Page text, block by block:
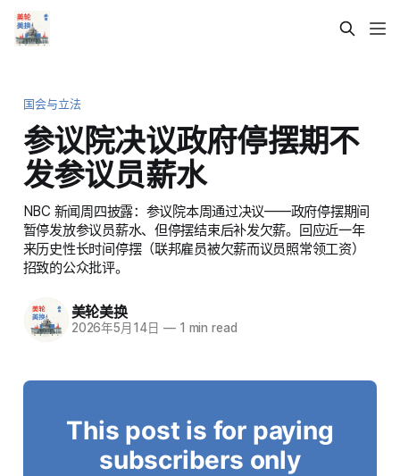
国会与立法
参议院决议政府停摆期不
发参议员薪水
NBC 新闻周四披露：参议院本周通过决议——政府停摆期间
暂停发放参议员薪水、但停摆结束后补发欠薪。回应近一年
来历史性长时间停摆（联邦雇员被欠薪而议员照常领工资）
招致的公众批评。
美轮美换
2026年5月14日 —1 min read
This post is for paying
subscribers only